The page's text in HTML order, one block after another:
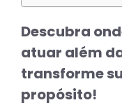
Descubra
atuar além
transforme
propósito!